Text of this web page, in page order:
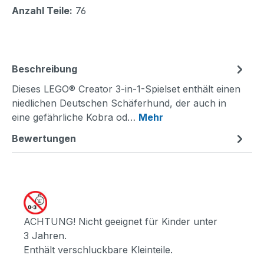
Anzahl Teile: 76
Beschreibung
Dieses LEGO® Creator 3-in-1-Spielset enthält einen
niedlichen Deutschen Schäferhund, der auch in
eine gefährliche Kobra od… Mehr
Bewertungen
ACHTUNG! Nicht geeignet für Kinder unter
3 Jahren.
Enthält verschluckbare Kleinteile.